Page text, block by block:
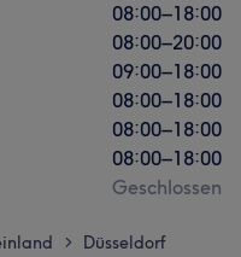
08:00–18:00
08:00–20:00
09:00–18:00
08:00–18:00
08:00–18:00
08:00–18:00
Geschlossen
> Düsseldorf